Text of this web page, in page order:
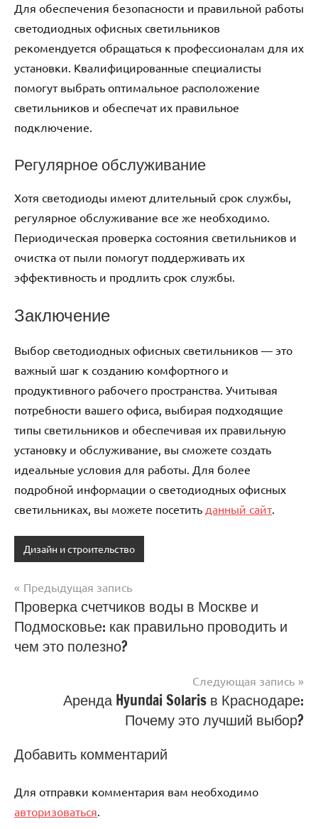
Для обеспечения безопасности и правильной работы
светодиодных офисных светильников
рекомендуется обращаться к профессионалам для их
установки. Квалифицированные специалисты
помогут выбрать оптимальное расположение
светильников и обеспечат их правильное
подключение.
Регулярное обслуживание
Хотя светодиоды имеют длительный срок службы,
регулярное обслуживание все же необходимо.
Периодическая проверка состояния светильников и
очистка от пыли помогут поддерживать их
эффективность и продлить срок службы.
Заключение
Выбор светодиодных офисных светильников — это
важный шаг к созданию комфортного и
продуктивного рабочего пространства. Учитывая
потребности вашего офиса, выбирая подходящие
типы светильников и обеспечивая их правильную
установку и обслуживание, вы сможете создать
идеальные условия для работы. Для более
подробной информации о светодиодных офисных
светильниках, вы можете посетить данный сайт.
Дизайн и строительство
Навигация
по
записям
Предыдущая запись
Проверка счетчиков воды в Москве и
Подмосковье: как правильно проводить и
чем это полезно?
Следующая запись
Аренда Hyundai Solaris в Краснодаре:
Почему это лучший выбор?
Добавить комментарий
Для отправки комментария вам необходимо
авторизоваться